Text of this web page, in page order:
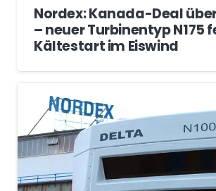
Nordex: Kanada-Deal
– neuer Turbinentyp N175
Kältestart im Eiswind